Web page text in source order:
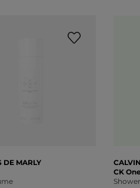
DE MARLY
CK One